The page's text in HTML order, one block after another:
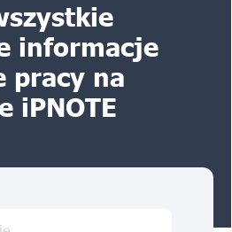
informacje
pracy na
iPNOTE